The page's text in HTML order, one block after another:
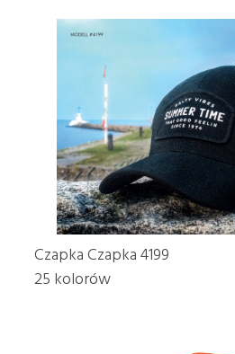
Czapka Czapka 4199
25 kolorów